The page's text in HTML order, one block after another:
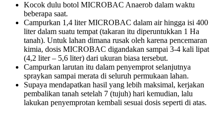
Kocok dulu botol MICROBAC Anaerob dalam waktu
beberapa saat.
Campurkan 1,4 liter MICROBAC dalam air hingga isi 400
liter dalam suatu tempat (takaran itu diperuntukkan 1 Ha
tanah). Untuk lahan dimana rusak oleh karena pencemaran
kimia, dosis MICROBAC digandakan sampai 3-4 kali lipat
(4,2 liter – 5,6 liter) dari ukuran biasa tersebut.
Campurkan larutan itu dalam penyemprot selanjutnya
spraykan sampai merata di seluruh permukaan lahan.
Supaya mendapatkan hasil yang lebih maksimal, kerjakan
pembalikan tanah setelah 7 (tujuh) hari kemudian, lalu
lakukan penyemprotan kembali sesuai dosis seperti di atas.